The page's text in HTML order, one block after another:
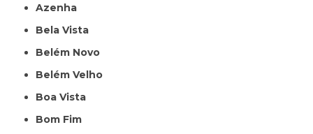
Azenha
Bela Vista
Belém Novo
Belém Velho
Boa Vista
Bom Fim